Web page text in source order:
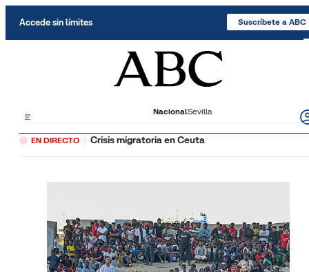
Accede sin límites Suscríbete a ABC
NacionalSevilla
EN DIRECTO Crisis migratoria en Ceuta